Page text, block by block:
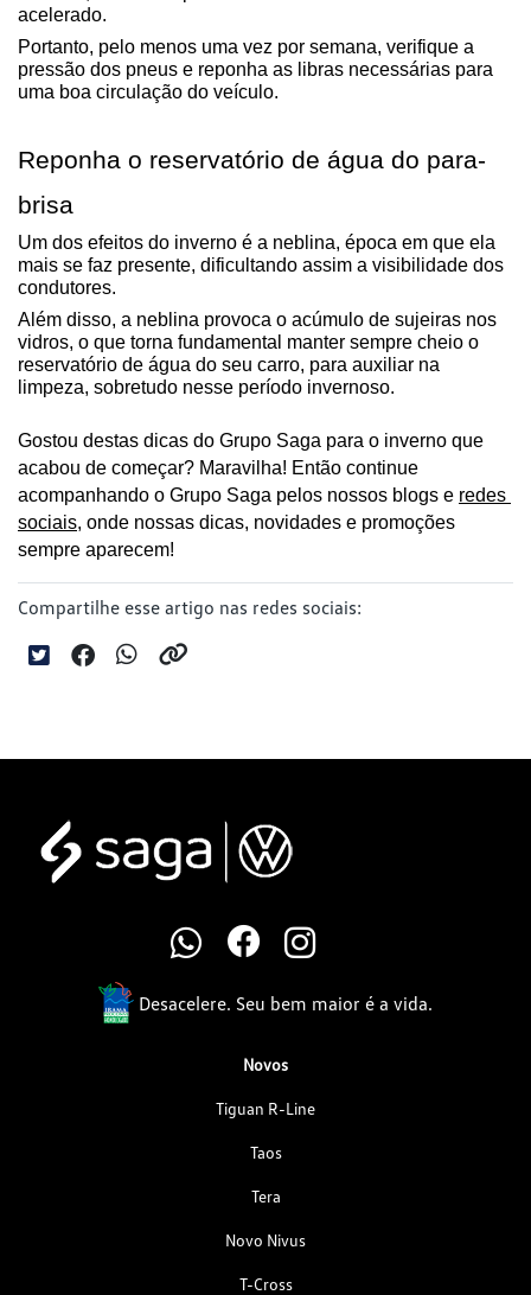
acelerado.
Portanto, pelo menos uma vez por semana, verifique a
pressão dos pneus e reponha as libras necessárias para
uma boa circulação do veículo.
Reponha o reservatório de água do para-
brisa
Um dos efeitos do inverno é a neblina, época em que ela
mais se faz presente, dificultando assim a visibilidade dos
condutores.
Além disso, a neblina provoca o acúmulo de sujeiras nos
vidros, o que torna fundamental manter sempre cheio o
reservatório de água do seu carro, para auxiliar na
limpeza, sobretudo nesse período invernoso.
Gostou destas dicas do Grupo Saga para o inverno que
acabou de começar? Maravilha! Então continue
acompanhando o Grupo Saga pelos nossos blogs e redes
sociais, onde nossas dicas, novidades e promoções
sempre aparecem!
Compartilhe esse artigo nas redes sociais:
Desacelere. Seu bem maior é a vida.
Novos
Tiguan R-Line
Taos
Tera
Novo Nivus
T-Cross